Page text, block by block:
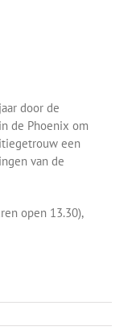
door de
de Phoenix om
een
van de
open 13.30),